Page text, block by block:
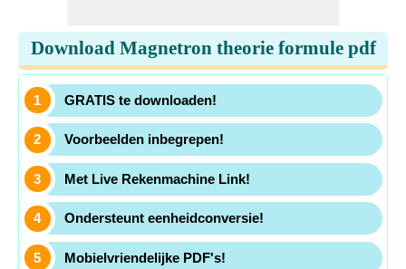
Download Magnetron theorie formule pdf
GRATIS te downloaden!
Voorbeelden inbegrepen!
Met Live Rekenmachine Link!
Ondersteunt eenheidconversie!
Mobielvriendelijke PDF's!